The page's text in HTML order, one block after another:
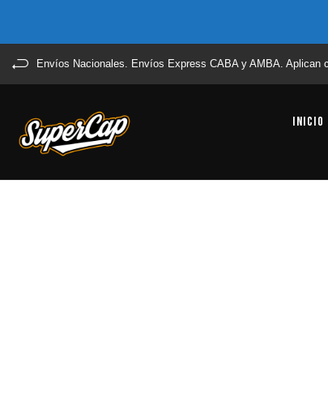
Envíos Nacionales. Envíos Express CABA y AMBA. Aplican
Inicio